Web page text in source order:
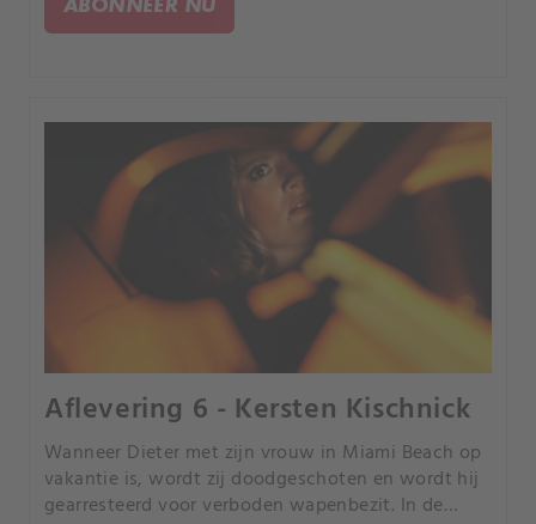
waarom.
Aflevering 6 - Kersten Kischnick
Wanneer Dieter met zijn vrouw in Miami Beach op
vakantie is, wordt zij doodgeschoten en wordt hij
gearresteerd voor verboden wapenbezit. In de